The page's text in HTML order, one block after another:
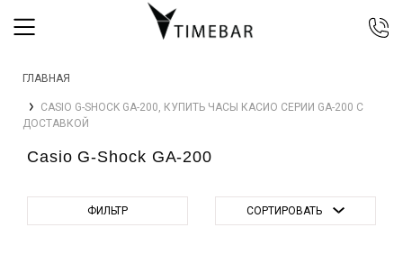
067 344 14 44 (viber)
Бесплатно по Украине
ГЛАВНАЯ
CASIO G-SHOCK GA-200, КУПИТЬ ЧАСЫ КАСИО СЕРИИ GA-200 С
ДОСТАВКОЙ
Casio G-Shock GA-200
ФИЛЬТР СОРТИРОВАТЬ